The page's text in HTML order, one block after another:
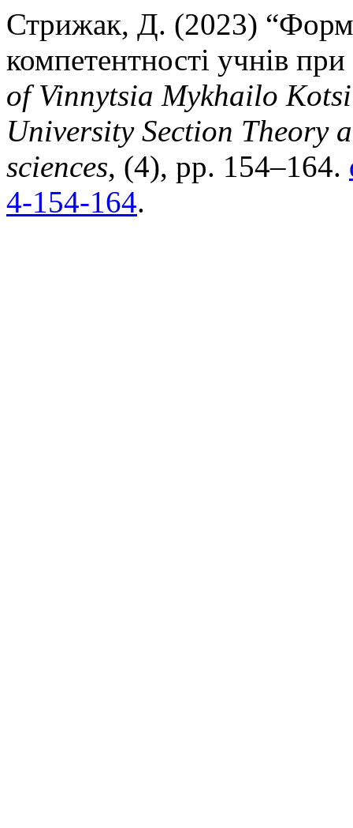
Стрижак, Д. (2023)
компетентності учнів при
of Vinnytsia Mykhailo
University Section Theory
sciences, (4), pp. 154–164.
4-154-164.